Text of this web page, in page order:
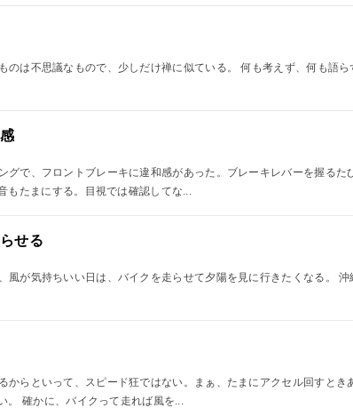
のは不思議なもので、少しだけ禅に似ている。 何も考えず、何も語
グで、フロントブレーキに違和感があった。ブレーキレバーを握る
もたまにする。目視では確認してな...
せる
風が気持ちいい日は、バイクを走らせて夕陽を見に行きたくなる。
からといって、スピード狂ではない。まぁ、たまにアクセル回すとき
。 確かに、バイクって走れば風を...